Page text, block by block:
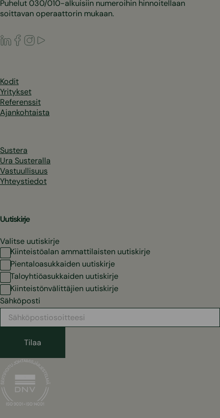
Puhelut 030/010-alkuisiin numeroihin hinnoitellaan
soittavan operaattorin mukaan.
LinkedIn
Facebook
Instagram
Kodit
Yritykset
Referenssit
Ajankohtaista
Sustera
Ura Susteralla
Vastuullisuus
Yhteystiedot
Uutiskirje
Valitse uutiskirje
Kiinteistöalan ammattilaisten uutiskirje
Pientaloasukkaiden uutiskirje
Taloyhtiöasukkaiden uutiskirje
Kiinteistönvälittäjien uutiskirje
Sähköposti